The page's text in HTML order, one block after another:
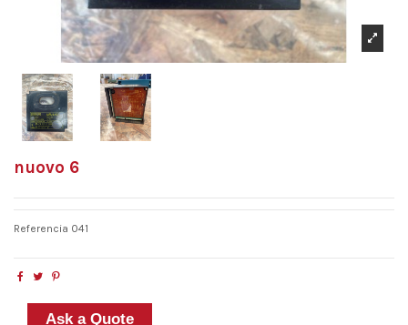
nuovo 6
Referencia 041
Ask a Quote